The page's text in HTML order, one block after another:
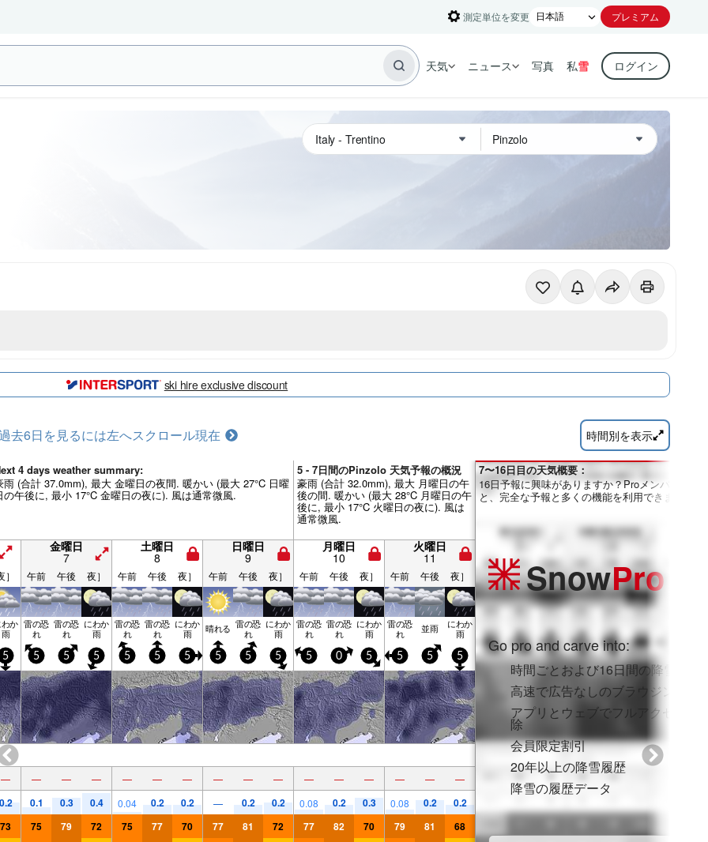
測定単位を変更 プレミアム
天気 ニュース 写真 私雪 ログイン
ski hire exclusive discount
去6日を見るには左へスクロール現在 時間別を表示
4 days weather summary:
雨 (合計 37.0mm), 最大 金曜日の夜間. 暖かい (最大 27°C 日曜
の午後に, 最小 17°C 金曜日の夜に). 風は通常微風.
5 - 7日間のPinzolo 天気予報の概況
豪雨 (合計 32.0mm), 最大 月曜日の午
後の間. 暖かい (最大 28°C 月曜日の午
後に, 最小 17°C 火曜日の夜に). 風は
通常微風.
金曜日
7
土曜日
8
日曜日
9
月曜日
10
火曜日
11
］ 午前 午後 夜］ 午前 午後 夜］ 午前 午後 夜］ 午前 午後 夜］ 午前 午後 夜］
か
雨
雷の恐
れ
雷の恐
れ
にわか
雨
雷の恐
れ
雷の恐
れ
にわか
雨 晴れる 雷の恐
れ
にわか
雨
雷の恐
れ
雷の恐
れ
にわか
雨
雷の恐
れ 並雨 にわか
雨
5 5 5 5 5 5 5 5 5 5 5 0 5 5 5 5
— — — — — — — — — — — — — — — —
0.1 0.3 0.4 0.04 0.2 0.2 — 0.2 0.2 0.08 0.2 0.3 0.08 0.2
0.2
73
75 79 72 75 77 70 77 81 72 77 82 70 79 81 68
7〜16日目の天気概要：
16日予報に興味がありますか？Proメンバーにな
と、完全な予報と多くの機能を利用できます。
SnowPro
Go pro and carve into:
時間ごとおよび16日間の降雪予報
高速で広告なしのブラウジング
アプリとウェブでフルアクセスを
除
会員限定割引
20年以上の降雪履歴
降雪の履歴データ